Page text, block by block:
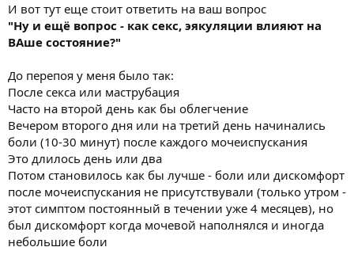
И вот тут еще стоит ответить на ваш вопрос
"Ну и ещё вопрос - как секс, эякуляции влияют на
ВАше состояние?"
До перепоя у меня было так:
После секса или маструбация
Часто на второй день как бы облегчение
Вечером второго дня или на третий день начинались
боли (10-30 минут) после каждого мочеиспускания
Это длилось день или два
Потом становилось как бы лучше - боли или дискомфорт
после мочеиспускания не присутствували (только утром -
этот симптом постоянный в течении уже 4 месяцев), но
был дискомфорт когда мочевой наполнялся и иногда
небольшие боли